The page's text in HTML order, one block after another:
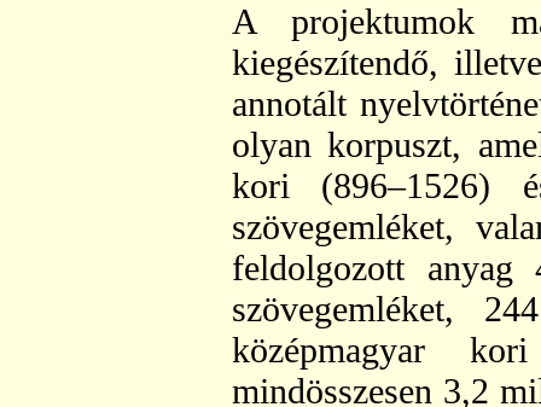
A projektumok
kiegészítendő,
annotált
olyan korpuszt,
kori (896–1526)
szövegemléket,
feldolgozott anyag
szövegemléket,
középmagyar
mindösszesen 3,2